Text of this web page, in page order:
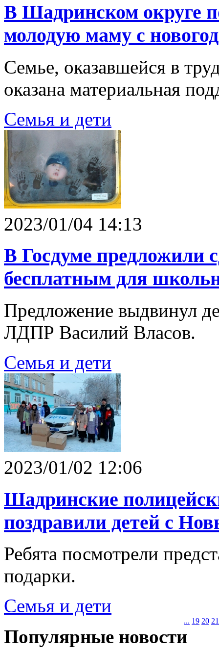
В Шадринском округе
молодую маму с
Семье, оказавшейся в
оказана материальная
Семья и дети
2023/01/04 14:13
В Госдуме предложили
бесплатным для
Предложение выдвинул
ЛДПР Василий Власов.
Семья и дети
2023/01/02 12:06
Шадринские
поздравили детей с
Ребята посмотрели
подарки.
Семья и дети
... 19 20 21
Популярные новости